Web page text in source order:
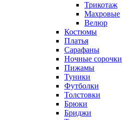
Трикотаж
Махровые
Велюр
Костюмы
Платья
Сарафаны
Ночные сорочки
Пижамы
Туники
Футболки
Толстовки
Брюки
Бриджи